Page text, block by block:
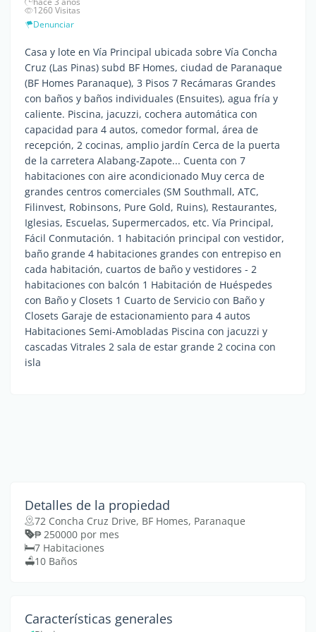
1260 Visitas
Denunciar
Casa y lote en Vía Principal ubicada sobre Vía Concha
Cruz (Las Pinas) subd BF Homes, ciudad de Paranaque
(BF Homes Paranaque), 3 Pisos 7 Recámaras Grandes
con baños y baños individuales (Ensuites), agua fría y
caliente. Piscina, jacuzzi, cochera automática con
capacidad para 4 autos, comedor formal, área de
recepción, 2 cocinas, amplio jardín Cerca de la puerta
de la carretera Alabang-Zapote... Cuenta con 7
habitaciones con aire acondicionado Muy cerca de
grandes centros comerciales (SM Southmall, ATC,
Filinvest, Robinsons, Pure Gold, Ruins), Restaurantes,
Iglesias, Escuelas, Supermercados, etc. Vía Principal,
Fácil Conmutación. 1 habitación principal con vestidor,
baño grande 4 habitaciones grandes con entrepiso en
cada habitación, cuartos de baño y vestidores - 2
habitaciones con balcón 1 Habitación de Huéspedes
con Baño y Closets 1 Cuarto de Servicio con Baño y
Closets Garaje de estacionamiento para 4 autos
Habitaciones Semi-Amobladas Piscina con jacuzzi y
cascadas Vitrales 2 sala de estar grande 2 cocina con
isla
Detalles de la propiedad
72 Concha Cruz Drive, BF Homes, Paranaque
₱ 250000 por mes
7 Habitaciones
10 Baños
Características generales